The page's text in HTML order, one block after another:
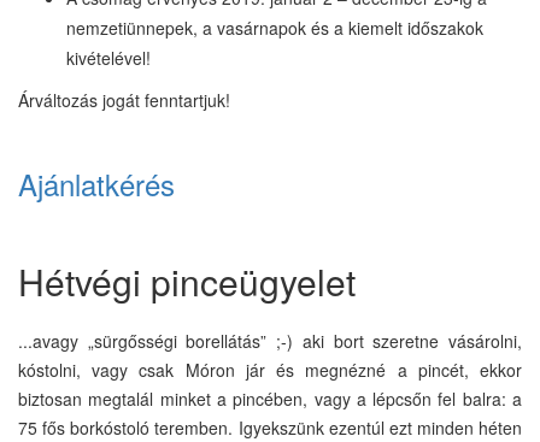
nemzetiünnepek, a vasárnapok és a kiemelt időszakok
kivételével!
Árváltozás jogát fenntartjuk!
Ajánlatkérés
Hétvégi pinceügyelet
...avagy „sürgősségi borellátás” ;-) aki bort szeretne vásárolni,
kóstolni, vagy csak Móron jár és megnézné a pincét, ekkor
biztosan megtalál minket a pincében, vagy a lépcsőn fel balra: a
75 fős borkóstoló teremben. Igyekszünk ezentúl ezt minden héten